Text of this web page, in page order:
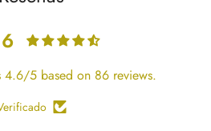
4.6/5 based on 86 reviews.